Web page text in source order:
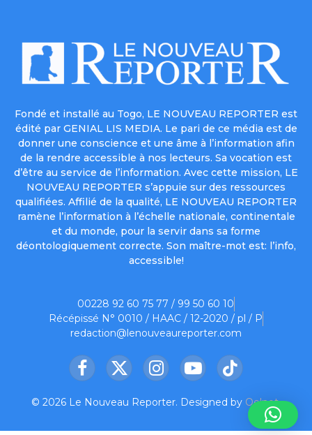
Fondé et installé au Togo, LE NOUVEAU REPORTER est
édité par GENIAL LIS MEDIA. Le pari de ce média est de
donner une conscience et une âme à l’information afin
de la rendre accessible à nos lecteurs. Sa vocation est
d’être au service de l’information. Avec cette mission, LE
NOUVEAU REPORTER s’appuie sur des ressources
qualifiées. Affilié de la qualité, LE NOUVEAU REPORTER
ramène l’information à l’échelle nationale, continentale
et du monde, pour la servir dans sa forme
déontologiquement correcte. Son maître-mot est: l’info,
accessible!
00228 92 60 75 77 / 99 50 60 10
Récépissé N° 0010 / HAAC / 12-2020 / pl / P
redaction@lenouveaureporter.com
Facebook
X
InstagramYouTubeTikTok
© 2026 Le Nouveau Reporter. Designed by Oelnet.